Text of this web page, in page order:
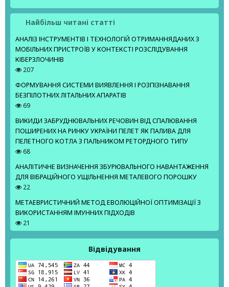
Найбільш читані статті
АНАЛІЗ ІНСТРУМЕНТІВ І ТЕХНОЛОГІЙ ОТРИМАННЯДАНИХ З
МОБІЛЬНИХ ПРИСТРОЇВ У КОНТЕКСТІ РОЗСЛІДУВАННЯ
КІБЕРЗЛОЧИНІВ
207
ФОРМУВАННЯ СИСТЕМИ ВИЯВЛЕННЯ І РОЗПІЗНАВАННЯ
БЕЗПІЛОТНИХ ЛІТАЛЬНИХ АПАРАТІВ
69
ВИКИДИ ЗАБРУДНЮВАЛЬНИХ РЕЧОВИН ВІД СПАЛЮВАННЯ
ПОШИРЕНИХ НА РИНКУ УКРАЇНИ ПЕЛЕТ ЯК ПАЛИВА ДЛЯ
ПЕЛЕТНОГО КОТЛА З ПАЛЬНИКОМ РЕТОРДНОГО ТИПУ
68
АНАЛІТИЧНЕ ВИЗНАЧЕННЯ ЗБУРЮВАЛЬНОГО НАВАНТАЖЕННЯ
ДЛЯ ВІБРАЦІЙНОГО УЩІЛЬНЕННЯ МЕТАЛЕВОГО ПОРОШКУ
22
МЕТАЕВРИСТИЧНИЙ МЕТОД ЕВОЛЮЦІЙНОЇ ОПТИМІЗАЦІЇ З
ВИКОРИСТАННЯМ ІМУННИХ ПІДХОДІВ
21
Відвідування